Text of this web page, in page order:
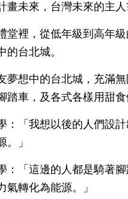
畫未來，台灣未來的主
堂裡，從低年級到高年
的台北城。
夢想中的台北城，充滿
踏車，及各式各樣用甜食
：「我想以後的人們設
。」
：「這邊的人都是騎著
氣轉化為能源。」